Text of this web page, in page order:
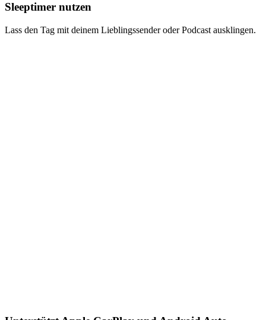
Sleeptimer nutzen
Lass den Tag mit deinem Lieblingssender oder Podcast ausklingen.